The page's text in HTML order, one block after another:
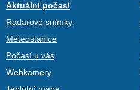
Aktuální počasí
Radarové snímky
Meteostanice
Počasí u vás
Webkamery